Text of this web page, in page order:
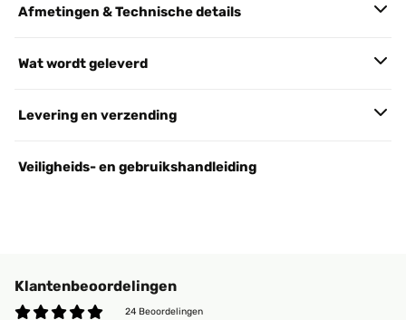
Afmetingen & Technische details
Wat wordt geleverd
Levering en verzending
Veiligheids- en gebruikshandleiding
Klantenbeoordelingen
24 Beoordelingen